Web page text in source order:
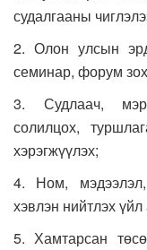
судалгааны
2. Олон улсын
семинар, форум
3. Судлаач,
солилцох,
хэрэгжүүлэх;
4. Ном,
хэвлэн нийтлэх
5. Хамтарсан